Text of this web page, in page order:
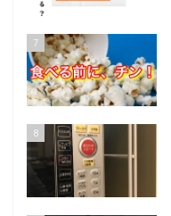
7
8